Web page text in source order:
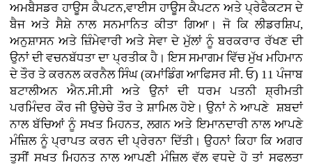
ਅਮਬੈਸਡਰ ਹਾਊਸ ਕੈਪਟਨ,ਵਾਈਸ ਹਾਊਸ ਕੈਪਟਨ ਅਤੇ ਪ੍ਰੇਫੈਕਟਸ ਦੇ
ਬੈਜ ਅਤੇ ਸੈਸ਼ੇ ਨਾਲ ਸਨਮਾਨਿਤ ਕੀਤਾ ਗਿਆ। ਜੋ ਕਿ ਲੀਡਰਸ਼ਿਪ,
ਅਨੁਸ਼ਾਸਨ ਅਤੇ ਜ਼ਿੰਮੇਵਾਰੀ ਅਤੇ ਸੇਵਾ ਦੇ ਮੁੱਲਾਂ ਨੂੰ ਬਰਕਰਾਰ ਰੱਖਣ ਦੀ
ਉਨਾਂ ਦੀ ਵਚਨਬੱਧਤਾ ਦਾ ਪ੍ਰਤੀਕ ਹੈ। ਇਸ ਸਮਾਗਮ ਵਿੱਚ ਮੁੱਖ ਮਹਿਮਾਨ
ਦੇ ਤੌਰ ਤੇ ਕਰਨਲ ਕਰਨੈਲ ਸਿੰਘ (ਕਮਾਂਡਿੰਗ ਆਫਿਸਰ ਸੀ. ਓ) 11 ਪੰਜਾਬ
ਬਟਾਲੀਅਨ ਐਨ.ਸੀ.ਸੀ ਅਤੇ ਉਨਾਂ ਦੀ ਧਰਮ ਪਤਨੀ ਸ਼੍ਰੀਮਤੀ
ਪਰਮਿੰਦਰ ਕੌਰ ਜੀ ਉਚੇਚੇ ਤੌਰ ਤੇ ਸ਼ਾਮਿਲ ਹੋਏ। ਉਨਾਂ ਨੇ ਆਪਣੇ ਸ਼ਬਦਾਂ
ਨਾਲ ਬੱਚਿਆਂ ਨੂੰ ਸਖਤ ਮਿਹਨਤ, ਲਗਨ ਅਤੇ ਇਮਾਨਦਾਰੀ ਨਾਲ ਆਪਣੇ
ਮੰਜ਼ਿਲ ਨੂੰ ਪ੍ਰਾਪਤ ਕਰਨ ਦੀ ਪ੍ਰੇਰਨਾ ਦਿੱਤੀ। ਉਹਨਾਂ ਕਿਹਾ ਕਿ ਅਗਰ
ਤੁਸੀਂ ਸਖਤ ਮਿਹਨਤ ਨਾਲ ਆਪਣੀ ਮੰਜ਼ਿਲ ਵੱਲ ਵਧਦੇ ਹੋ ਤਾਂ ਸਫਲਤਾ